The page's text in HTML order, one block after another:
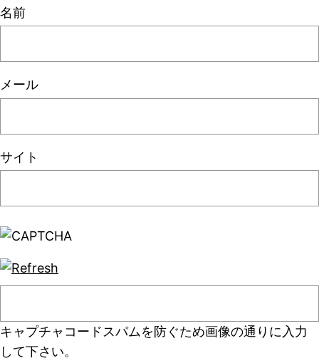
名前
メール
サイト
キャプチャコードスパムを防ぐため画像の通りに入力
して下さい。